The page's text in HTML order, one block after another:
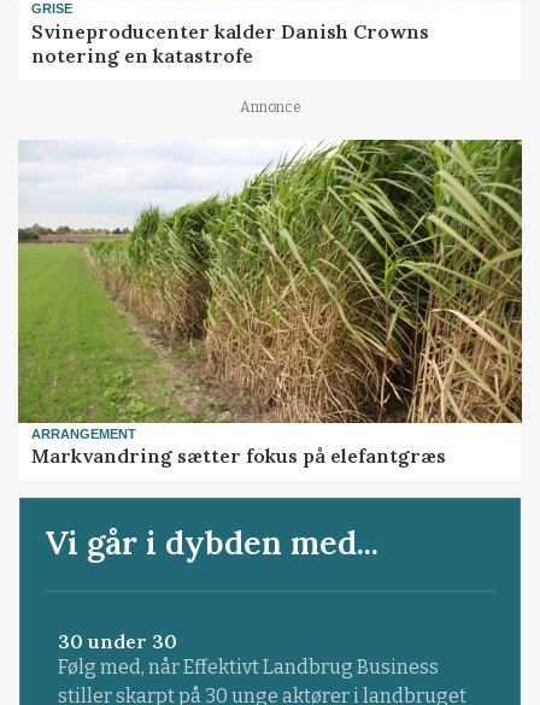
GRISE
Svineproducenter kalder Danish Crowns
notering en katastrofe
Annonce
ARRANGEMENT
Markvandring sætter fokus på elefantgræs
Vi går i dybden med...
30 under 30
Følg med, når Effektivt Landbrug Business
stiller skarpt på 30 unge aktører i landbruget